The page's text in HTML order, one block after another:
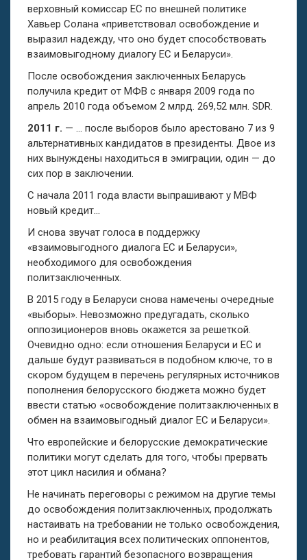
верховный комиссар ЕС по внешней политике
Хавьер Солана «приветствовал освобождение и
выразил надежду, что оно будет способствовать
взаимовыгодному диалогу ЕС и Беларуси».
После освобождения заключенных Беларусь
получила кредит от МФВ с января 2009 года по
апрель 2010 года объемом 2 млрд. 269,52 млн. SDR.
2011 г. — … после выборов было арестовано 7 из 9
альтернативных кандидатов в президенты. Двое из
них вынуждены находиться в эмиграции, один — до
сих пор в заключении.
С начала 2011 года власти выпрашивают у МВФ
новый кредит…
И снова звучат голоса в поддержку
«взаимовыгодного диалога ЕС и Беларуси»,
необходимого для освобождения
политзаключенных.
В 2015 году в Беларуси снова намечены очередные
«выборы». Невозможно предугадать, сколько
оппозиционеров вновь окажется за решеткой.
Очевидно одно: если отношения Беларуси и ЕС и
дальше будут развиваться в подобном ключе, то в
скором будущем в перечень регулярных источников
пополнения белорусского бюджета можно будет
ввести статью «освобождение политзаключенных в
обмен на взаимовыгодный диалог ЕС и Беларуси».
Что европейские и белорусские демократические
политики могут сделать для того, чтобы прервать
этот цикл насилия и обмана?
Не начинать переговоры с режимом на другие темы
до освобождения политзаключенных, продолжать
настаивать на требовании не только освобождения,
но и реабилитация всех политических оппонентов,
требовать гарантий безопасного возвращения